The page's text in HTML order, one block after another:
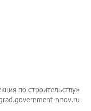
по строительству»
nnov.ru